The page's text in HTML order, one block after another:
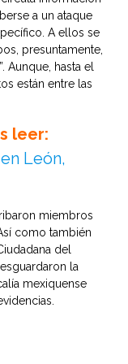
a un ataque
A ellos se
presuntamente,
Aunque, hasta el
están entre las
leer:
León,
miembros
como también
del
la
mexiquense